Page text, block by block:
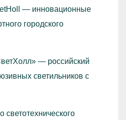
— инновационные
городского
— российский
светильников с
светотехнического